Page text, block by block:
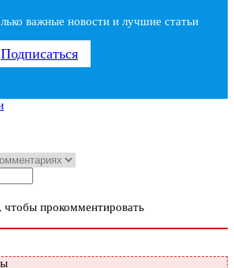
важные новости и лучшие статьи
Подписаться
чтобы прокомментировать